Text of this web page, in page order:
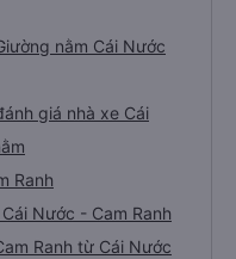
nằm Cái Nước
giá nhà xe Cái
Ranh
Nước - Cam Ranh
Ranh từ Cái Nước